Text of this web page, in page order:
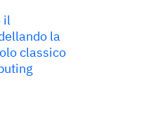
il
la
classico